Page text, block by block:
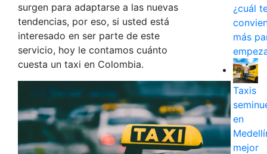
surgen para adaptarse a las nuevas
tendencias, por eso, si usted está
interesado en ser parte de este
servicio, hoy le contamos cuánto
cuesta un taxi en Colombia.
¿cuál
más
Taxis
en
mejor